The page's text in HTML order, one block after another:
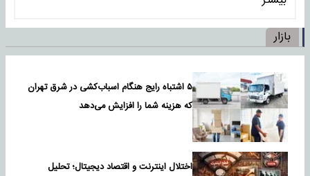
بازار
۵ اشتباه رایج هنگام اسباب‌کشی در شرق تهران
که هزینه شما را افزایش می‌دهد
اختلال اینترنت و اقتصاد دیجیتال؛ تحلیل